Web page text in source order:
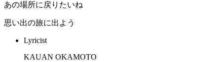
あの場所に戻りたいね
思い出の旅に出よう
Lyricist
KAUAN OKAMOTO